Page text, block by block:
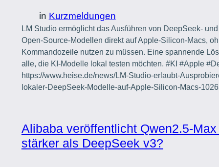
in Kurzmeldungen
LM Studio ermöglicht das Ausführen von DeepSeek-
Open-Source-Modellen direkt auf Apple-Silicon-Macs,
Kommandozeile nutzen zu müssen. Eine spannende
alle, die KI-Modelle lokal testen möchten. #KI #Apple
https://www.heise.de/news/LM-Studio-erlaubt-
lokaler-DeepSeek-Modelle-auf-Apple-Silicon-Macs-
Alibaba veröffentlicht Qwen2.5-Max
stärker als DeepSeek v3?